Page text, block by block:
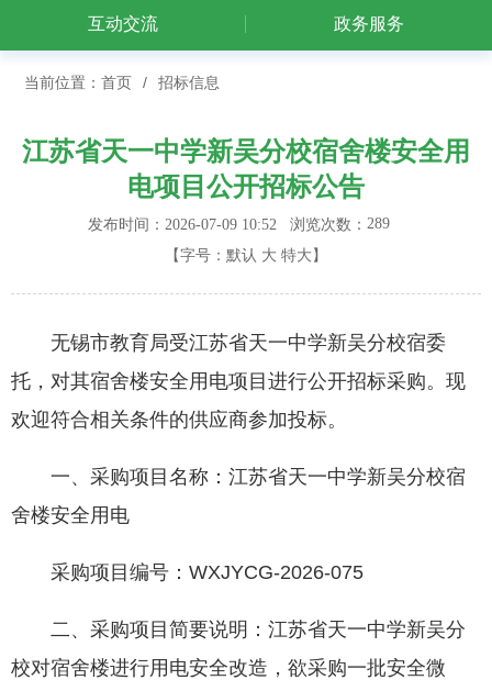
互动交流
政务服务
当前位置： 首页 / 招标信息
江苏省天一中学新吴分校宿舍楼安全用
电项目公开招标公告
发布时间：2026-07-09 10:52 浏览次数： 289
【字号： 默认 大 特大 】
无锡市教育局受江苏省天一中学新吴分校宿委
托，对其宿舍楼安全用电项目进行公开招标采购。现
欢迎符合相关条件的供应商参加投标。
一、采购项目名称：江苏省天一中学新吴分校宿
舍楼安全用电
采购项目编号：WXJYCG-2026-075
二、采购项目简要说明：江苏省天一中学新吴分
校对宿舍楼进行用电安全改造，欲采购一批安全微